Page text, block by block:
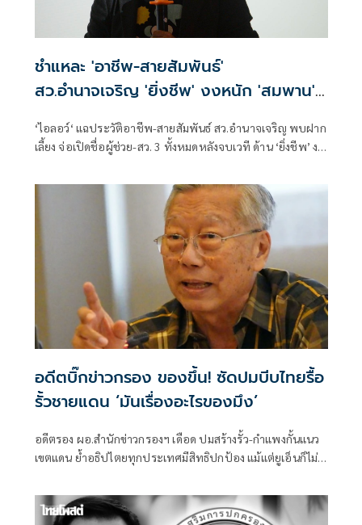
ชำแหละ 'อาชีพ-สายสัมพันธ์'
สว.อำนาจเจริญ 'ยิ่งชีพ' งงหนัก 'สมพาน'
‘ไอลอว์‘ แฉประวัติอาชีพ-สายสัมพันธ์ สว.อำนาจเจริญ พบฝาก
เลี้ยง จ่อเปิดชื่อผู้ช่วย-สว. 3 ทั้งหมดหลังจบเวที ด้าน ‘ยิ่งชีพ’ งง
อดีตบิ๊กข่าวกรอง ของขึ้น! ซัดปมบีบไทยรื้อ
รั้วชายแดน ‘มันเรื่องอะไรของมึง’
อดีตรอง ผอ.สำนักข่าวกรองฯ เดือด ปมสร้างรั้ว-กำแพงกั้นแนว
เขตแดน ย้ำอธิปไตยทุกประเทศมีสิทธิปกป้อง แม้แต่ยูเอ็นก็ไม่มี